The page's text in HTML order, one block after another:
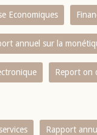
Economiques
annuel sur la
Report on
Rapport